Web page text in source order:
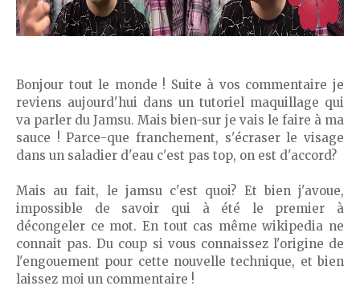
Bonjour tout le monde ! Suite à vos commentaire je
reviens aujourd'hui dans un tutoriel maquillage qui
va parler du Jamsu. Mais bien-sur je vais le faire à ma
sauce ! Parce-que franchement, s'écraser le visage
dans un saladier d'eau c'est pas top, on est d'accord?
Mais au fait, le jamsu c'est quoi? Et bien j'avoue,
impossible de savoir qui à été le premier à
décongeler ce mot. En tout cas même wikipedia ne
connait pas. Du coup si vous connaissez l'origine de
l'engouement pour cette nouvelle technique, et bien
laissez moi un commentaire !